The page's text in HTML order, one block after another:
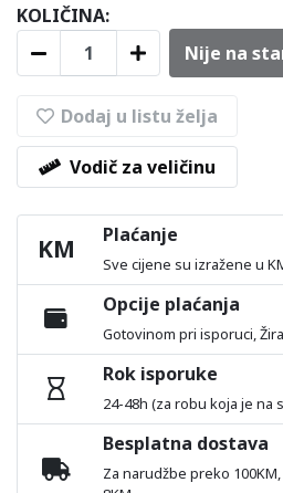
KOLIČINA:
Nije na
Dodaj u listu želja
Vodič za veličinu
KM Plaćanje
Sve cijene su izražene u
Opcije plaćanja
Gotovinom pri isporuci,
Rok isporuke
24-48h (za robu koja je na
Besplatna dostava
Za narudžbe preko